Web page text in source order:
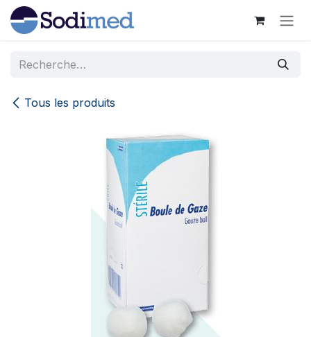
Se rendre au contenu
Tous les produits